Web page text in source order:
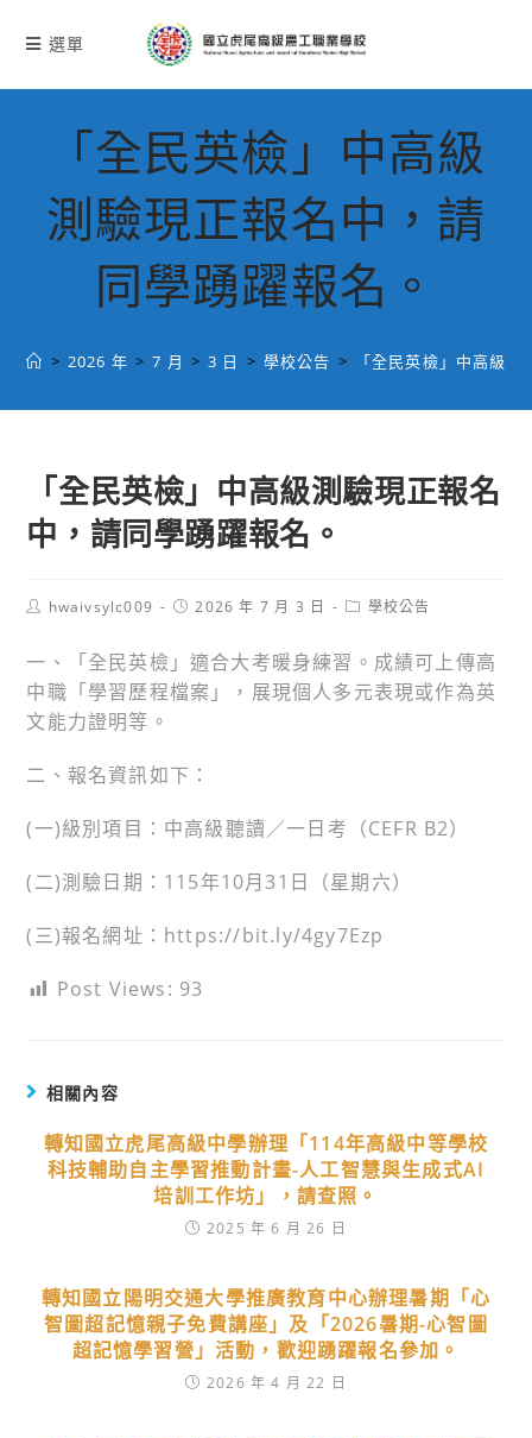
選單
「全民英檢」中高級
測驗現正報名中，請
同學踴躍報名。
> 2026 年 > 7 月 > 3 日 > 學校公告 > 「全民英檢」中高級
「全民英檢」中高級測驗現正報名
中，請同學踴躍報名。
Posthwaivsylc009
Post2026 年 7 月 3 日
Post學校公告
一、「全民英檢」適合大考暖身練習。成績可上傳高
中職「學習歷程檔案」，展現個人多元表現或作為英
文能力證明等。
二、報名資訊如下：
(一)級別項目：中高級聽讀／一日考（CEFR B2）
(二)測驗日期：115年10月31日（星期六）
(三)報名網址：https://bit.ly/4gy7Ezp
Post Views: 93
相關內容
轉知國立虎尾高級中學辦理「114年高級中等學校
科技輔助自主學習推動計畫-人工智慧與生成式AI
培訓工作坊」，請查照。
2025 年 6 月 26 日
轉知國立陽明交通大學推廣教育中心辦理暑期「心
智圖超記憶親子免費講座」及「2026暑期-心智圖
超記憶學習營」活動，歡迎踴躍報名參加。
2026 年 4 月 22 日